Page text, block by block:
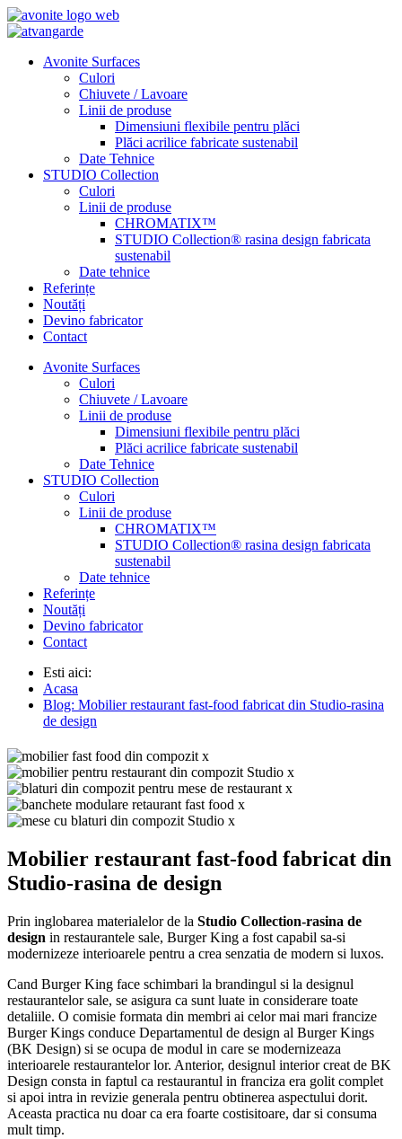
Avonite Surfaces
Culori
Chiuvete / Lavoare
Linii de produse
Dimensiuni flexibile pentru plăci
Plăci acrilice fabricate sustenabil
Date Tehnice
STUDIO Collection
Culori
Linii de produse
CHROMATIX™
STUDIO Collection® rasina design fabricata
sustenabil
Date tehnice
Referințe
Noutăți
Devino fabricator
Contact
Avonite Surfaces
Culori
Chiuvete / Lavoare
Linii de produse
Dimensiuni flexibile pentru plăci
Plăci acrilice fabricate sustenabil
Date Tehnice
STUDIO Collection
Culori
Linii de produse
CHROMATIX™
STUDIO Collection® rasina design fabricata
sustenabil
Date tehnice
Referințe
Noutăți
Devino fabricator
Contact
Esti aici:
Acasa
Blog: Mobilier restaurant fast-food fabricat din Studio-rasina
de design
Mobilier restaurant fast-food fabricat din
Studio-rasina de design
Prin inglobarea materialelor de la Studio Collection-rasina de
design in restaurantele sale, Burger King a fost capabil sa-si
modernizeze interioarele pentru a crea senzatia de modern si luxos.
Cand Burger King face schimbari la brandingul si la designul
restaurantelor sale, se asigura ca sunt luate in considerare toate
detaliile. O comisie formata din membri ai celor mai mari francize
Burger Kings conduce Departamentul de design al Burger Kings
(BK Design) si se ocupa de modul in care se modernizeaza
interioarele restaurantelor lor. Anterior, designul interior creat de BK
Design consta in faptul ca restaurantul in franciza era golit complet
si apoi intra in revizie generala pentru obtinerea aspectului dorit.
Aceasta practica nu doar ca era foarte costisitoare, dar si consuma
mult timp.